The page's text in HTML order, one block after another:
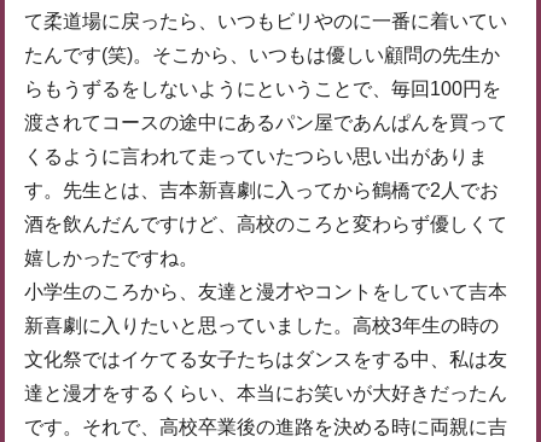
て柔道場に戻ったら、いつもビリやのに一番に着いてい
たんです(笑)。そこから、いつもは優しい顧問の先生か
らもうずるをしないようにということで、毎回100円を
渡されてコースの途中にあるパン屋であんぱんを買って
くるように言われて走っていたつらい思い出がありま
す。先生とは、吉本新喜劇に入ってから鶴橋で2人でお
酒を飲んだんですけど、高校のころと変わらず優しくて
嬉しかったですね。
小学生のころから、友達と漫才やコントをしていて吉本
新喜劇に入りたいと思っていました。高校3年生の時の
文化祭ではイケてる女子たちはダンスをする中、私は友
達と漫才をするくらい、本当にお笑いが大好きだったん
です。それで、高校卒業後の進路を決める時に両親に吉